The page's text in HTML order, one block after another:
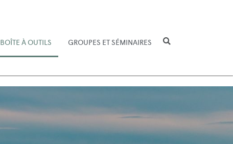
BOÎTE À OUTILS GROUPES ET SÉMINAIRES